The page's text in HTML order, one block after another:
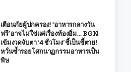
เตือนภัยผู้ปกครอง! ‘อาหารกลางวัน
ฟรี’ อาจไม่ใช่แค่เรื่องท้องอิ่ม… BGN
เข้มงวดจับตา ‘4 ชั่วโมง’ ชี้เป็นชี้ตาย!
หวั่นซ้ำรอยโศกนาฏกรรมอาหารเป็น
พิษ